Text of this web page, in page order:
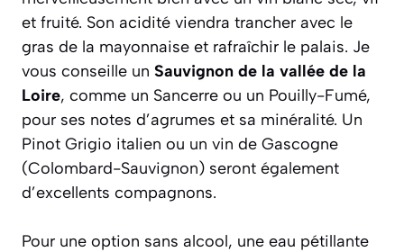
et fruité. Son acidité viendra trancher avec le
gras de la mayonnaise et rafraîchir le palais. Je
vous conseille un Sauvignon de la vallée de la
Loire, comme un Sancerre ou un Pouilly-Fumé,
pour ses notes d’agrumes et sa minéralité. Un
Pinot Grigio italien ou un vin de Gascogne
(Colombard-Sauvignon) seront également
d’excellents compagnons.
Pour une option sans alcool, une eau pétillante